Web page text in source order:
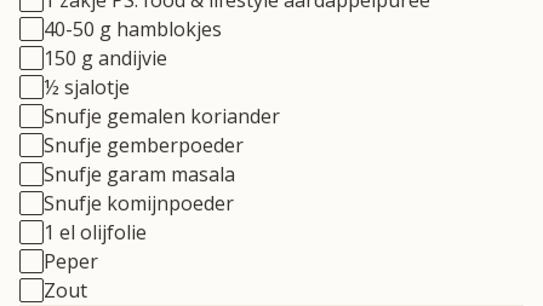
40-50 g hamblokjes
150 g andijvie
½ sjalotje
Snufje gemalen koriander
Snufje gemberpoeder
Snufje garam masala
Snufje komijnpoeder
1 el olijfolie
Peper
Zout